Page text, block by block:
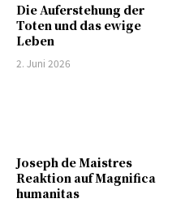
Die Auferstehung der
Toten und das ewige
Leben
2. Juni 2026
Joseph de Maistres
Reaktion auf Magnifica
humanitas